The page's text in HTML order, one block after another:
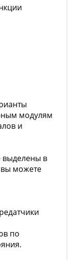
модулям
и
выделены в
вы можете
по